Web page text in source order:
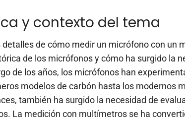
y contexto del tema
de cómo medir un micrófono con un
de los micrófonos y cómo ha surgido la
de los años, los micrófonos han
modelos de carbón hasta los modernos
también ha surgido la necesidad de
La medición con multímetros se ha